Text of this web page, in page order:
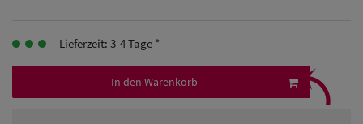
Herren UV-
Schutz Caps
Herren
Lieferzeit: 3-4 Tage *
In den Warenkorb ⤹